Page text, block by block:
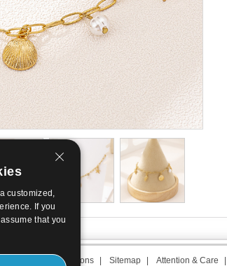
Termijn van ons Sitemap Attention & Care
customized,
If you
that you